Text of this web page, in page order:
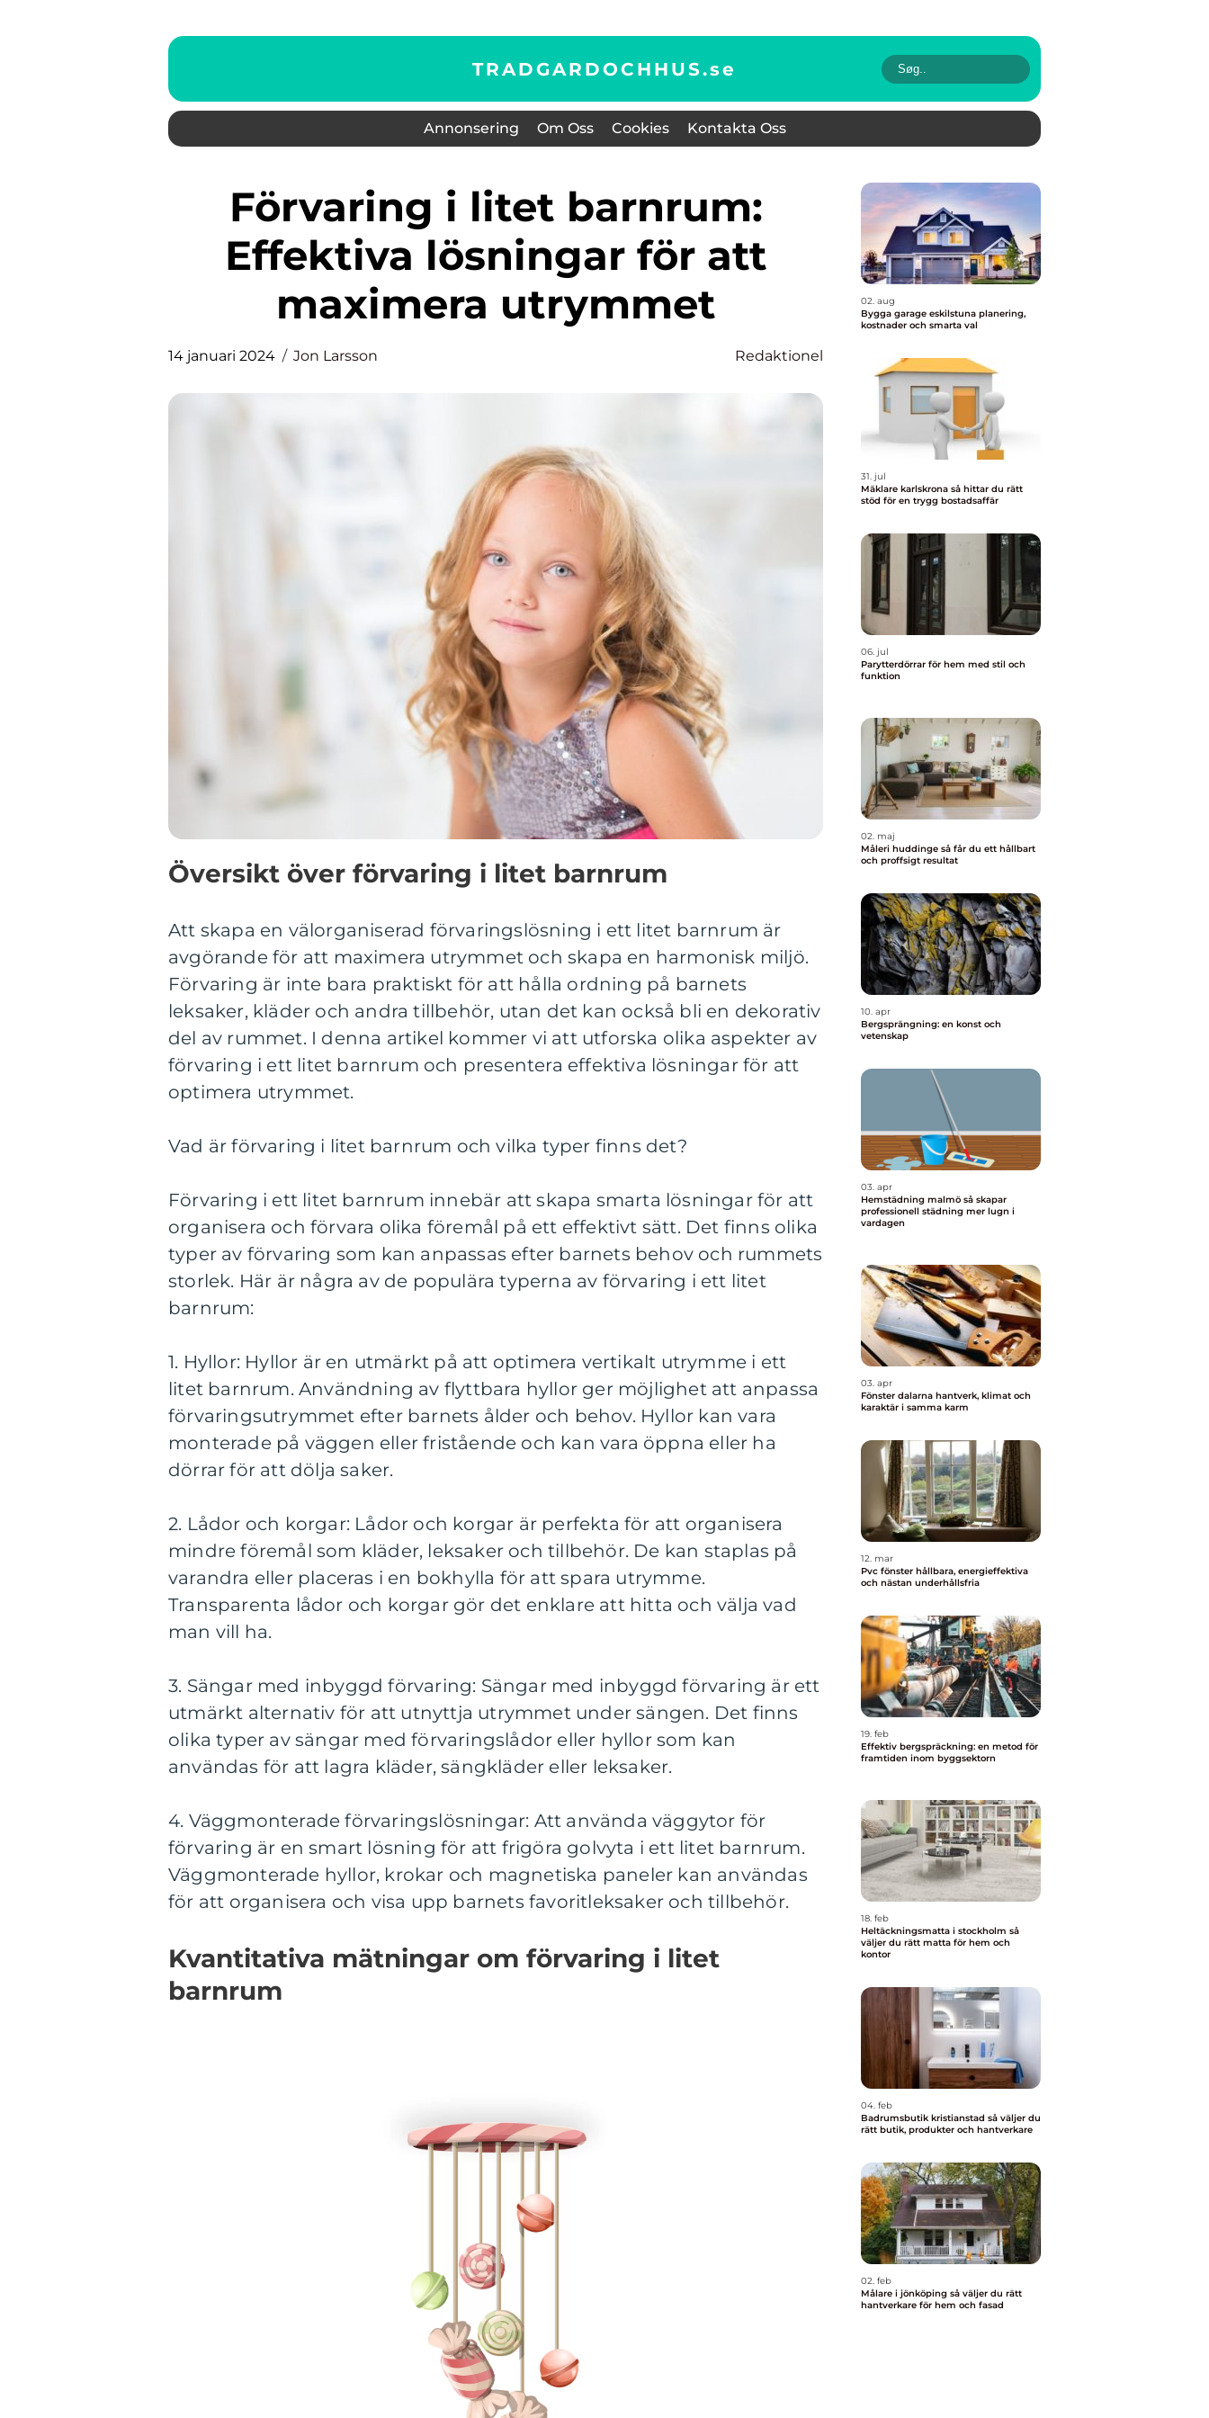
TRADGARDOCHHUS.se
Annonsering Om Oss Cookies Kontakta Oss
Förvaring i litet barnrum:
Effektiva lösningar för att
maximera utrymmet
14 januari 2024 Jon Larsson Redaktionel
Översikt över förvaring i litet barnrum
Att skapa en välorganiserad förvaringslösning i ett litet barnrum är
avgörande för att maximera utrymmet och skapa en harmonisk miljö.
Förvaring är inte bara praktiskt för att hålla ordning på barnets
leksaker, kläder och andra tillbehör, utan det kan också bli en dekorativ
del av rummet. I denna artikel kommer vi att utforska olika aspekter av
förvaring i ett litet barnrum och presentera effektiva lösningar för att
optimera utrymmet.
Vad är förvaring i litet barnrum och vilka typer finns det?
Förvaring i ett litet barnrum innebär att skapa smarta lösningar för att
organisera och förvara olika föremål på ett effektivt sätt. Det finns olika
typer av förvaring som kan anpassas efter barnets behov och rummets
storlek. Här är några av de populära typerna av förvaring i ett litet
barnrum:
1. Hyllor: Hyllor är en utmärkt på att optimera vertikalt utrymme i ett
litet barnrum. Användning av flyttbara hyllor ger möjlighet att anpassa
förvaringsutrymmet efter barnets ålder och behov. Hyllor kan vara
monterade på väggen eller fristående och kan vara öppna eller ha
dörrar för att dölja saker.
2. Lådor och korgar: Lådor och korgar är perfekta för att organisera
mindre föremål som kläder, leksaker och tillbehör. De kan staplas på
varandra eller placeras i en bokhylla för att spara utrymme.
Transparenta lådor och korgar gör det enklare att hitta och välja vad
man vill ha.
3. Sängar med inbyggd förvaring: Sängar med inbyggd förvaring är ett
utmärkt alternativ för att utnyttja utrymmet under sängen. Det finns
olika typer av sängar med förvaringslådor eller hyllor som kan
användas för att lagra kläder, sängkläder eller leksaker.
4. Väggmonterade förvaringslösningar: Att använda väggytor för
förvaring är en smart lösning för att frigöra golvyta i ett litet barnrum.
Väggmonterade hyllor, krokar och magnetiska paneler kan användas
för att organisera och visa upp barnets favoritleksaker och tillbehör.
Kvantitativa mätningar om förvaring i litet
barnrum
02. aug
Bygga garage eskilstuna planering,
kostnader och smarta val
31. jul
Mäklare karlskrona så hittar du rätt
stöd för en trygg bostadsaffär
06. jul
Parytterdörrar för hem med stil och
funktion
02. maj
Måleri huddinge så får du ett hållbart
och proffsigt resultat
10. apr
Bergsprängning: en konst och
vetenskap
03. apr
Hemstädning malmö så skapar
professionell städning mer lugn i
vardagen
03. apr
Fönster dalarna hantverk, klimat och
karaktär i samma karm
12. mar
Pvc fönster hållbara, energieffektiva
och nästan underhållsfria
19. feb
Effektiv bergspräckning: en metod för
framtiden inom byggsektorn
18. feb
Heltäckningsmatta i stockholm så
väljer du rätt matta för hem och
kontor
04. feb
Badrumsbutik kristianstad så väljer du
rätt butik, produkter och hantverkare
02. feb
Målare i jönköping så väljer du rätt
hantverkare för hem och fasad